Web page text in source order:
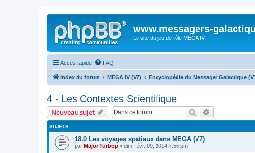
www.messagers-
Le site du jeu de rôle MEGA IV
Accès rapide FAQ
Index du forum MEGA IV (V7) Encyclopédie du Messager Galactique
4 - Les Contextes Scientifique
Nouveau sujet Rechercher
SUJETS
18.0 Les voyages spatiaux dans MEGA (V7)
par Major Turbop » dim. févr. 09, 2014 7:56 pm